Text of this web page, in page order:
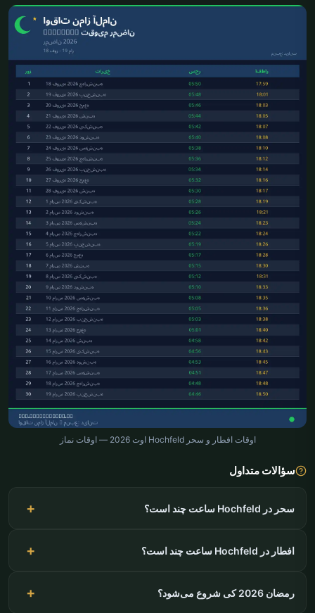
اوقات افطار و سحر Hochfeld اوت 2026 — اوقات نماز
سؤالات متداول
سحر در Hochfeld ساعت چند است؟
افطار در Hochfeld ساعت چند است؟
رمضان 2026 کی شروع می‌شود؟